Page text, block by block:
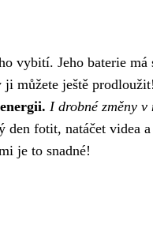
vybití. Jeho baterie
můžete ještě prodloužit!
I drobné změny v
den fotit, natáčet videa
je to snadné!